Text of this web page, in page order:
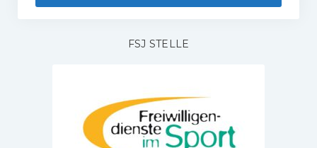
FSJ STELLE